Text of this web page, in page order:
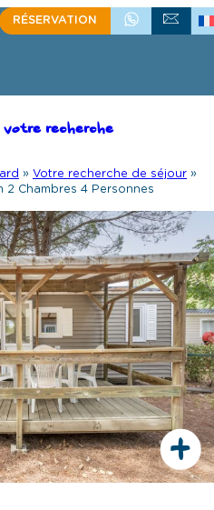
RÉSERVATION+33(0)4 66 61 67 57
ÉCRIVEZ-
recherche
» Votre recherche de séjour »
2 Chambres 4 Personnes
+